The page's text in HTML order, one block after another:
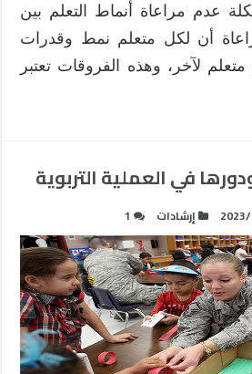
عدم مراعاة أنماط التعلم بين
أن لكل متعلم نمط وقدرات
لآخر، وهذه الفروقات تعتبر
في العملية التربوية
إرشادات 1